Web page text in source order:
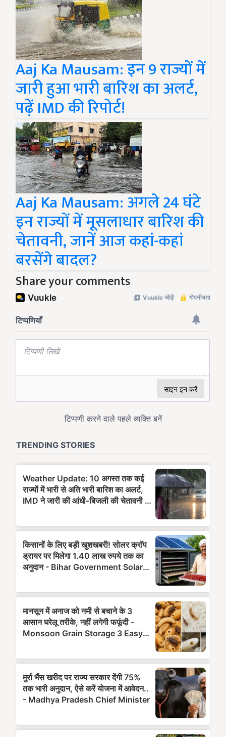
Aaj Ka Mausam: इन 9 राज्यों में
जारी हुआ भारी बारिश का अलर्ट,
पढ़ें IMD की रिपोर्ट!
Aaj Ka Mausam: अगले 24 घंटे
इन राज्यों में मूसलाधार बारिश की
चेतावनी, जानें आज कहां-कहां
बरसेंगे बादल?
Share your comments